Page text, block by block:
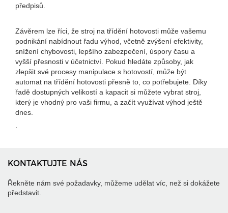
předpisů.
Závěrem lze říci, že stroj na třídění hotovosti může vašemu
podnikání nabídnout řadu výhod, včetně zvýšení efektivity,
snížení chybovosti, lepšího zabezpečení, úspory času a
vyšší přesnosti v účetnictví. Pokud hledáte způsoby, jak
zlepšit své procesy manipulace s hotovostí, může být
automat na třídění hotovosti přesně to, co potřebujete. Díky
řadě dostupných velikostí a kapacit si můžete vybrat stroj,
který je vhodný pro vaši firmu, a začít využívat výhod ještě
dnes.
KONTAKTUJTE NÁS
Řekněte nám své požadavky, můžeme udělat víc, než si dokážete
představit.